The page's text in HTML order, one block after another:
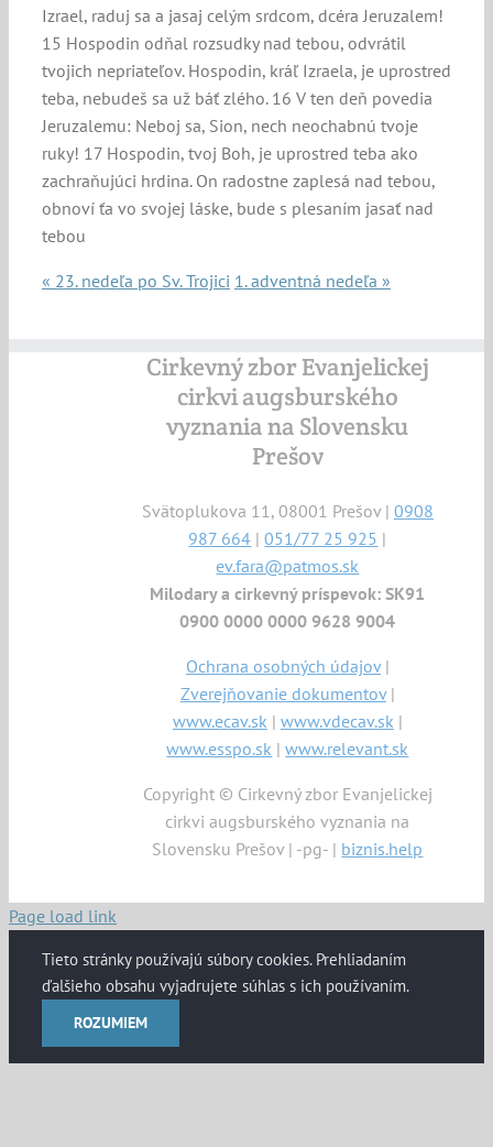
Izrael, raduj sa a jasaj celým srdcom, dcéra Jeruzalem!
15 Hospodin odňal rozsudky nad tebou, odvrátil
tvojich nepriateľov. Hospodin, kráľ Izraela, je uprostred
teba, nebudeš sa už báť zlého. 16 V ten deň povedia
Jeruzalemu: Neboj sa, Sion, nech neochabnú tvoje
ruky! 17 Hospodin, tvoj Boh, je uprostred teba ako
zachraňujúci hrdina. On radostne zaplesá nad tebou,
obnoví ťa vo svojej láske, bude s plesaním jasať nad
tebou
« 23. nedeľa po Sv. Trojici 1. adventná nedeľa »
Cirkevný zbor Evanjelickej
cirkvi augsburského
vyznania na Slovensku
Prešov
Svätoplukova 11, 08001 Prešov | 0908
987 664 |051/77 25 925 |
ev.fara@patmos.sk
Milodary a cirkevný príspevok: SK91
0900 0000 0000 9628 9004
Ochrana osobných údajov|
Zverejňovanie dokumentov|
www.ecav.sk | www.vdecav.sk |
www.esspo.sk |www.relevant.sk
Copyright © Cirkevný zbor Evanjelickej
cirkvi augsburského vyznania na
Slovensku Prešov | -pg- | biznis.help
Page load link
Tieto stránky používajú súbory cookies. Prehliadaním
ďalšieho obsahu vyjadrujete súhlas s ich používaním.
ROZUMIEM